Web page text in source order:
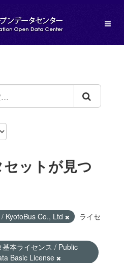
ットが見つ
KyotoBus Co., Ltd
ライセ
本ライセンス / Public
Basic License